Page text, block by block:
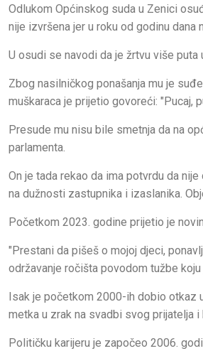
Odlukom Općinskog suda u Zenici
nije izvršena jer u roku od godinu dana
U osudi se navodi da je žrtvu više puta
Zbog nasilničkog ponašanja mu je
muškaraca je prijetio govoreći: "Pucaj,
Presude mu nisu bile smetnja da na
parlamenta.
On je tada rekao da ima potvrdu da
na dužnosti zastupnika i izaslanika.
Početkom 2023. godine prijetio je
"Prestani da pišeš o mojoj djeci,
održavanje ročišta povodom tužbe
Isak je početkom 2000-ih dobio otkaz
metka u zrak na svadbi svog prijatelja
Političku karijeru je započeo 2006.